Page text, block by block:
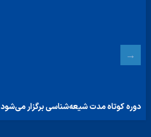
دوره کوتاه مدت شیعه‌شناسی برگزار می‌شود